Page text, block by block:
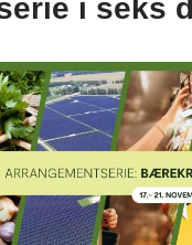
i seks